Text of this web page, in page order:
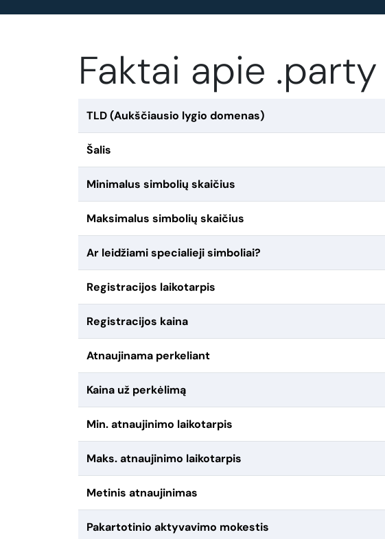
Faktai apie
TLD (Aukščiausio lygio domenas)
Šalis
Minimalus simbolių skaičius
Maksimalus simbolių skaičius
Ar leidžiami specialieji simboliai?
Registracijos laikotarpis
Registracijos kaina
Atnaujinama perkeliant
Kaina už perkėlimą
Min. atnaujinimo laikotarpis
Maks. atnaujinimo laikotarpis
Metinis atnaujinimas
Pakartotinio aktyvavimo mokestis